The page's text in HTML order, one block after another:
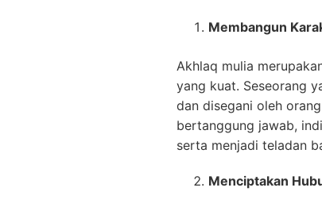
Membangun
Akhlaq mulia
yang kuat. Seseorang
dan disegani oleh
bertanggung jawab,
serta menjadi teladan
Menciptakan